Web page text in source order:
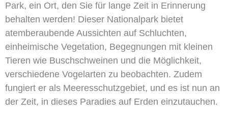
Park, ein Ort, den Sie für lange Zeit in Erinnerung
behalten werden! Dieser Nationalpark bietet
atemberaubende Aussichten auf Schluchten,
einheimische Vegetation, Begegnungen mit kleinen
Tieren wie Buschschweinen und die Möglichkeit,
verschiedene Vogelarten zu beobachten. Zudem
fungiert er als Meeresschutzgebiet, und es ist nun an
der Zeit, in dieses Paradies auf Erden einzutauchen.